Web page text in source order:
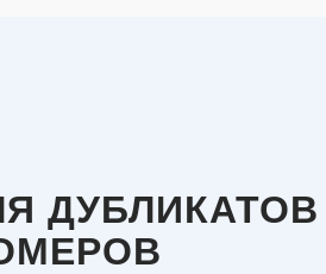
ДУБЛИКАТОВ